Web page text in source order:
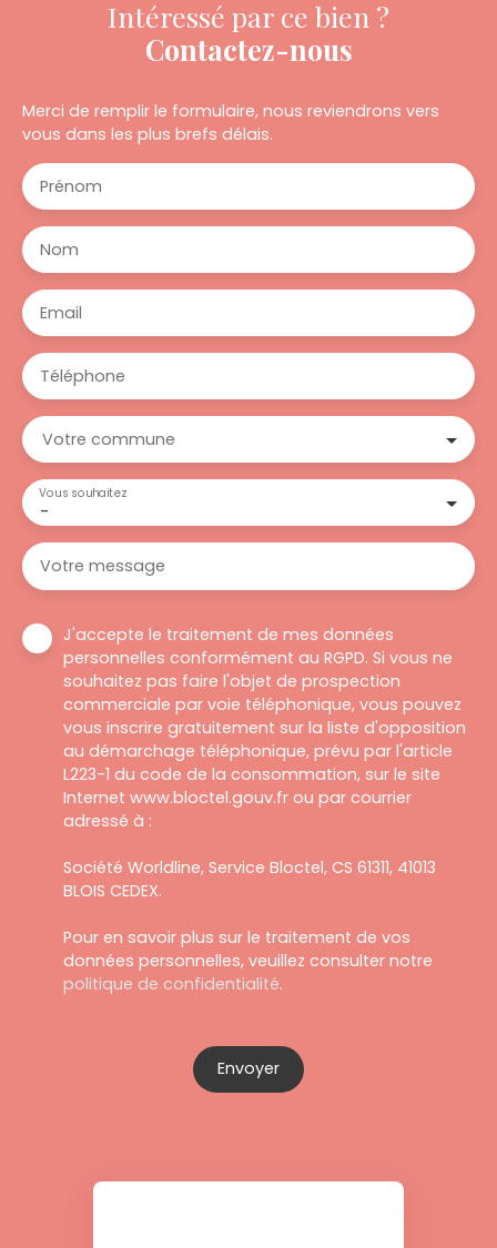
Intéressé par ce bien ?
Contactez-nous
Merci de remplir le formulaire, nous reviendrons vers
vous dans les plus brefs délais.
Prénom
Nom
Email
Téléphone
Votre commune
-
Vous souhaitez
Votre message
J'accepte le traitement de mes données
personnelles conformément au RGPD. Si vous ne
souhaitez pas faire l'objet de prospection
commerciale par voie téléphonique, vous pouvez
vous inscrire gratuitement sur la liste d'opposition
au démarchage téléphonique, prévu par l'article
L223-1 du code de la consommation, sur le site
Internet www.bloctel.gouv.fr ou par courrier
adressé à :
Société Worldline, Service Bloctel, CS 61311, 41013
BLOIS CEDEX.
Pour en savoir plus sur le traitement de vos
données personnelles, veuillez consulter notre
politique de confidentialité.
Envoyer